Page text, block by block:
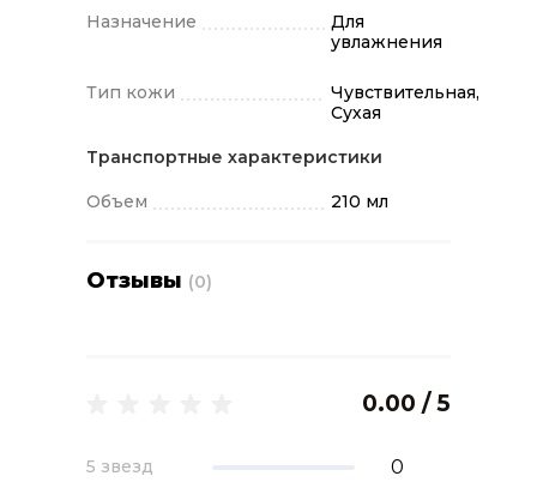
увлажнении.
Назначение
Для
увлажнения
Тип кожи
Чувствительная,
Сухая
Транспортные характеристики
Объем 210 мл
Отзывы (0)
0.00 / 5
5 звезд 0